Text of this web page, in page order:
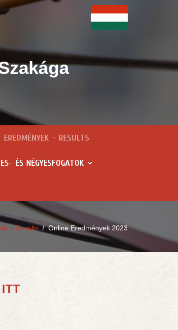
EREDMÉNYEK – RESULTS
ÉS NÉGYESFOGATOK
– Results/Online Eredmények 2023